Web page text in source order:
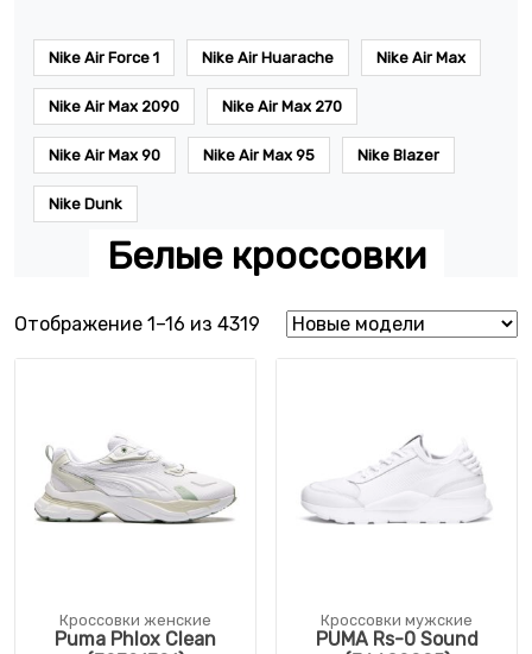
Белые кроссовки
Отображение 1–16 из 4319 Сортировка: самые недавние
Кроссовки женские
Puma Phlox Clean
Кроссовки мужские
PUMA Rs-0 Sound
Nike Air Force 1 Nike Air Huarache Nike Air Max
Nike Air Max 2090 Nike Air Max 270
Nike Air Max 90 Nike Air Max 95 Nike Blazer
Nike Dunk